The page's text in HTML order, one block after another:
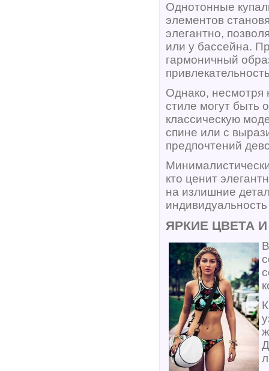
Однотонные
элементов
элегантно,
или у бассейна.
гармоничный
Однако, несмотря
стиле могут быть
классическую
спине или с
предпочтений
кто ценит
на излишние
ЯРКИЕ ЦВЕТА